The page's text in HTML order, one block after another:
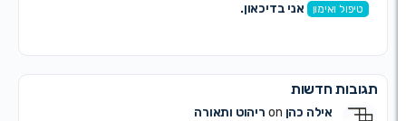
אני בדיכאון.
חדשות
אילה כהן ריהוט ותאורה